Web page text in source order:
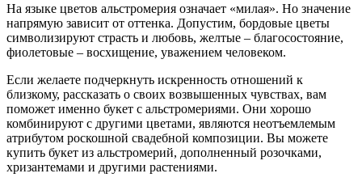
На языке цветов альстромерия означает «милая». Но значение
напрямую зависит от оттенка. Допустим, бордовые цветы
символизируют страсть и любовь, желтые – благосостояние,
фиолетовые – восхищение, уважением человеком.
Если желаете подчеркнуть искренность отношений к
близкому, рассказать о своих возвышенных чувствах, вам
поможет именно букет с альстромериями. Они хорошо
комбинируют с другими цветами, являются неотъемлемым
атрибутом роскошной свадебной композиции. Вы можете
купить букет из альстромерий, дополненный розочками,
хризантемами и другими растениями.